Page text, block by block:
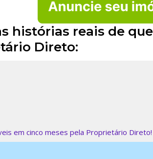
histórias reais de
Direto:
em cinco meses pela Proprietário Direto!